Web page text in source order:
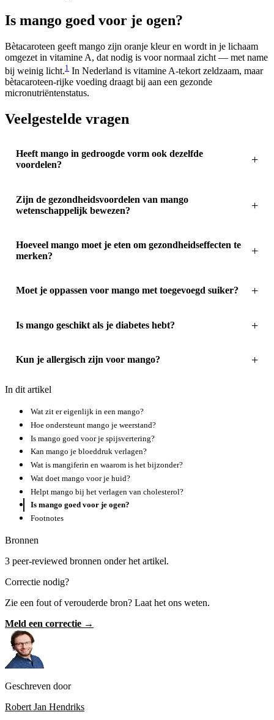
Is mango goed voor je ogen?
Bètacaroteen geeft mango zijn oranje kleur en wordt in je lichaam
omgezet in vitamine A, dat nodig is voor normaal zicht — met name
bij weinig licht.1 In Nederland is vitamine A-tekort zeldzaam, maar
bètacaroteen-rijke voeding draagt bij aan een gezonde
micronutriëntenstatus.
Veelgestelde vragen
Heeft mango in gedroogde vorm ook dezelfde
voordelen?
Zijn de gezondheidsvoordelen van mango
wetenschappelijk bewezen?
Hoeveel mango moet je eten om gezondheidseffecten te
merken?
Moet je oppassen voor mango met toegevoegd suiker?
Is mango geschikt als je diabetes hebt?
Kun je allergisch zijn voor mango?
In dit artikel
Wat zit er eigenlijk in een mango?
Hoe ondersteunt mango je weerstand?
Is mango goed voor je spijsvertering?
Kan mango je bloeddruk verlagen?
Wat is mangiferin en waarom is het bijzonder?
Wat doet mango voor je huid?
Helpt mango bij het verlagen van cholesterol?
Is mango goed voor je ogen?
Footnotes
Bronnen
3 peer-reviewed bronnen onder het artikel.
Correctie nodig?
Zie een fout of verouderde bron? Laat het ons weten.
Meld een correctie →
Geschreven door
Robert Jan Hendriks